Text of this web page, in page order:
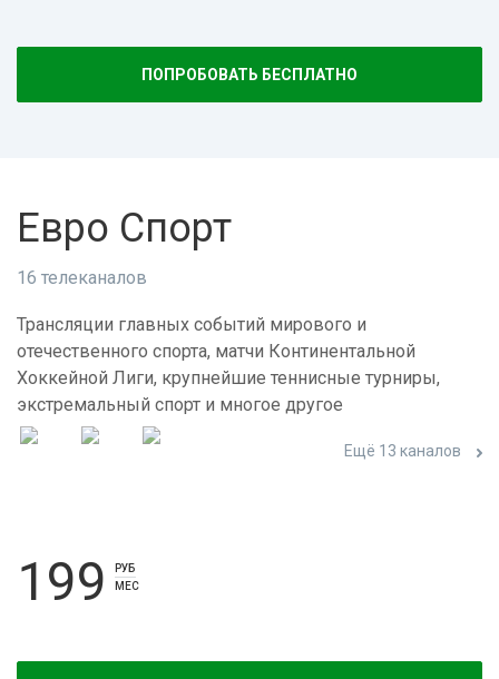
ПОПРОБОВАТЬ БЕСПЛАТНО
Евро Спорт
16 телеканалов
Трансляции главных событий мирового и
отечественного спорта, матчи Континентальной
Хоккейной Лиги, крупнейшие теннисные турниры,
экстремальный спорт и многое другое
Ещё 13 каналов
199
РУБ
МЕС